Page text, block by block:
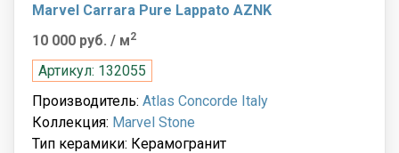
Marvel Carrara Pure Lappato AZNK
10 000 руб. / м2
Артикул: 132055
Производитель: Atlas Concorde Italy
Коллекция: Marvel Stone
Тип керамики: Керамогранит